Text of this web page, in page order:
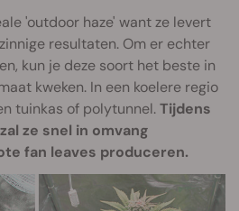
'outdoor haze' want ze levert
resultaten. Om er echter
kun je deze soort het beste in
kweken. In een koelere regio
tuinkas of polytunnel.Tijdens
ze snel in omvang
fan leaves produceren.